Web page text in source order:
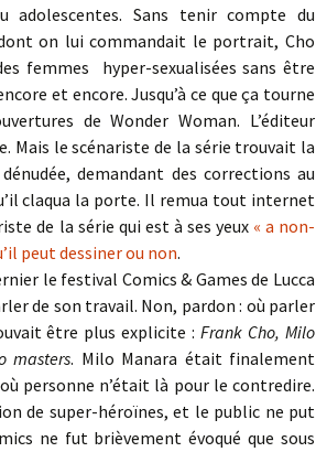
adolescentes. Sans tenir compte du
on lui commandait le portrait, Cho
femmes hyper-sexualisées sans être
et encore. Jusqu’à ce que ça tourne
de Wonder Woman. L’éditeur
Mais le scénariste de la série trouvait la
demandant des corrections au
claqua la porte. Il remua tout internet
de la série qui est à ses yeux « a non-
peut dessiner ou non.
le festival Comics & Games de Lucca
de son travail. Non, pardon : où parler
être plus explicite :Frank Cho, Milo
masters. Milo Manara était finalement
personne n’était là pour le contredire.
de super-héroïnes, et le public ne put
ne fut brièvement évoqué que sous